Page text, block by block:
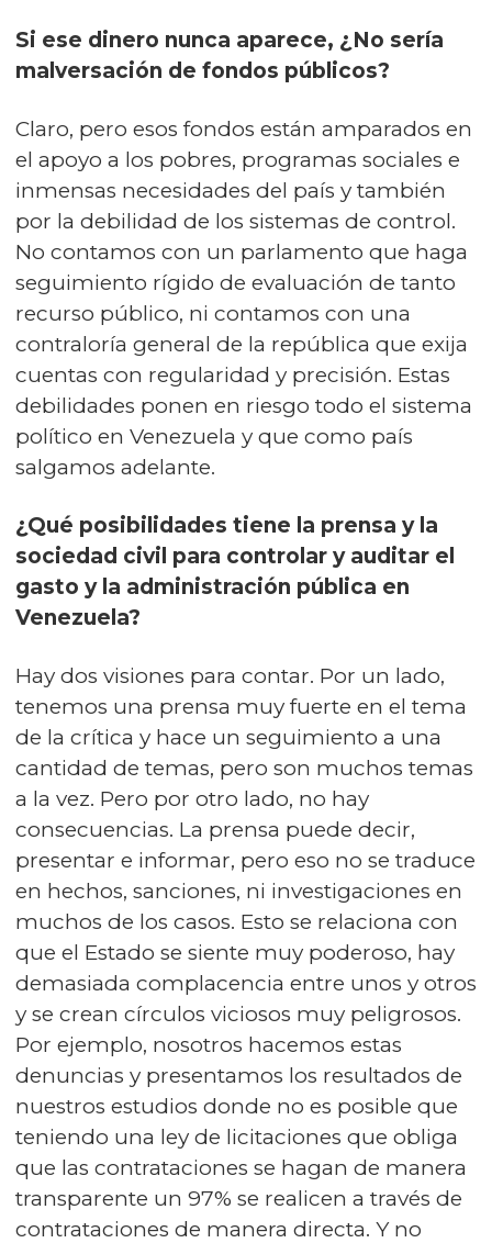
Si ese dinero nunca aparece, ¿No sería
malversación de fondos públicos?
Claro, pero esos fondos están amparados en
el apoyo a los pobres, programas sociales e
inmensas necesidades del país y también
por la debilidad de los sistemas de control.
No contamos con un parlamento que haga
seguimiento rígido de evaluación de tanto
recurso público, ni contamos con una
contraloría general de la república que exija
cuentas con regularidad y precisión. Estas
debilidades ponen en riesgo todo el sistema
político en Venezuela y que como país
salgamos adelante.
¿Qué posibilidades tiene la prensa y la
sociedad civil para controlar y auditar el
gasto y la administración pública en
Venezuela?
Hay dos visiones para contar. Por un lado,
tenemos una prensa muy fuerte en el tema
de la crítica y hace un seguimiento a una
cantidad de temas, pero son muchos temas
a la vez. Pero por otro lado, no hay
consecuencias. La prensa puede decir,
presentar e informar, pero eso no se traduce
en hechos, sanciones, ni investigaciones en
muchos de los casos. Esto se relaciona con
que el Estado se siente muy poderoso, hay
demasiada complacencia entre unos y otros
y se crean círculos viciosos muy peligrosos.
Por ejemplo, nosotros hacemos estas
denuncias y presentamos los resultados de
nuestros estudios donde no es posible que
teniendo una ley de licitaciones que obliga
que las contrataciones se hagan de manera
transparente un 97% se realicen a través de
contrataciones de manera directa. Y no